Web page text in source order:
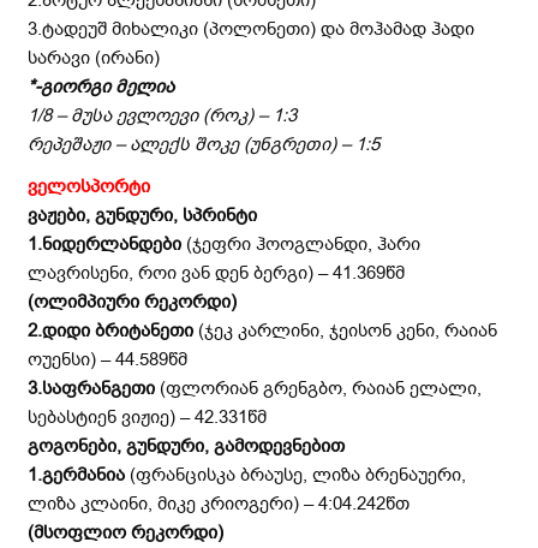
3.ტადეუშ მიხალიკი (პოლონეთი) და მოჰამად ჰადი
სარავი (ირანი)
*-გიორგი მელია
1/8 – მუსა ევლოევი (როკ) – 1:3
რეპეშაჟი – ალექს შოკე (უნგრეთი) – 1:5
ველოსპორტი
ვაჟები, გუნდური, სპრინტი
1.ნიდერლანდები(ჯეფრი ჰოოგლანდი, ჰარი
ლავრისენი, როი ვან დენ ბერგი) – 41.369წმ
(ოლიმპიური რეკორდი)
2.დიდი ბრიტანეთი(ჯეკ კარლინი, ჯეისონ კენი, რაიან
ოუენსი) – 44.589წმ
3.საფრანგეთი(ფლორიან გრენგბო, რაიან ელალი,
სებასტიენ ვიჟიე) – 42.331წმ
გოგონები, გუნდური, გამოდევნებით
1.გერმანია(ფრანცისკა ბრაუსე, ლიზა ბრენაუერი,
ლიზა კლაინი, მიკე კრიოგერი) – 4:04.242წთ
(მსოფლიო რეკორდი)